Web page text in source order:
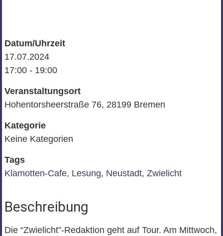
Datum/Uhrzeit
17.07.2024
17:00 - 19:00
Veranstaltungsort
Hohentorsheerstraße 76, 28199 Bremen
Kategorie
Keine Kategorien
Tags
Klamotten-Cafe, Lesung, Neustadt, Zwielicht
Beschreibung
Die “Zwielicht”-Redaktion geht auf Tour. Am Mittwoch,